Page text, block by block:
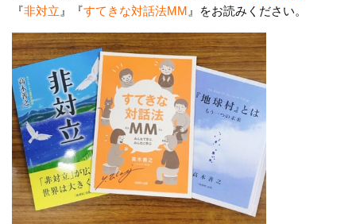
『非対立 』『すてきな対話法MM 』をお読みください。